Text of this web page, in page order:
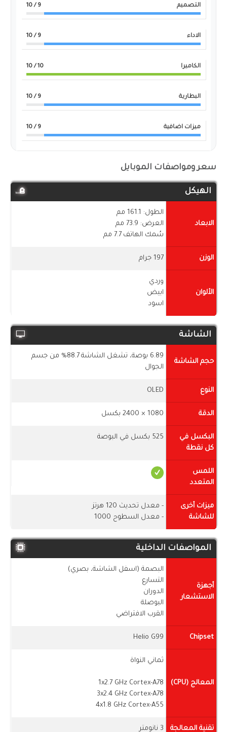
التصميم 9
/ 10
الاداء 9
/ 10
الكاميرا 10
/ 10
البطارية 9
/ 10
ميزات اضافية 9
/ 10
سعر ومواصفات الموبايل
الهيكل
الابعاد
الطول: 161.1 مم
العرض: 73.9 مم
سُمك الهاتف 7.7 مم
الوزن 197 جرام
الألوان
وردي
ابيض
اسود
الشاشة
حجم الشاشة
6.89 بوصة، تشغل الشاشة 88.7% من جسم
الجوال
النوع OLED
الدقة 1080 × 2400 بكسل
البكسل في
كل نقطة
525 بكسل في البوصة
اللمس
المتعدد
ميزات أخرى
للشاشة
- معدل تحديث 120 هرتز
- معدل السطوح 1000
المواصفات الداخلية
أجهزة
الاستشعار
البصمة (اسفل الشاشة، بصري)
التسارع
الدوران
البوصلة
القرب الافتراضي
Chipset
Helio G99
المعالج (CPU)
ثماني النواة
1x2.7 GHz Cortex-A78
3x2.4 GHz Cortex-A78
4x1.8 GHz Cortex-A55
تقنية المعالجة 3 نانومتر